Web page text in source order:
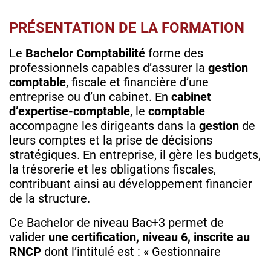
PRÉSENTATION DE LA FORMATION
Le Bachelor Comptabilité forme des
professionnels capables d’assurer la gestion
comptable, fiscale et financière d’une
entreprise ou d’un cabinet. En cabinet
d’expertise-comptable, le comptable
accompagne les dirigeants dans la gestion de
leurs comptes et la prise de décisions
stratégiques. En entreprise, il gère les budgets,
la trésorerie et les obligations fiscales,
contribuant ainsi au développement financier
de la structure.
Ce Bachelor de niveau Bac+3 permet de
valider une certification, niveau 6, inscrite au
RNCP dont l’intitulé est : « Gestionnaire